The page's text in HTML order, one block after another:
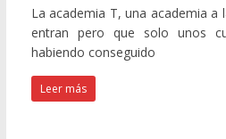
La academia T, una academia a
entran pero que solo unos
habiendo conseguido
Leer más